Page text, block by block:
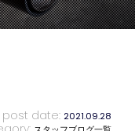
注文販売
post date: 2021.09.28